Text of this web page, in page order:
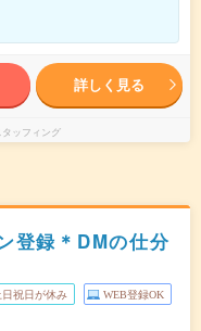
詳しく見る
ッフィング
登録＊DMの仕分
日祝日が休み WEB登録OK